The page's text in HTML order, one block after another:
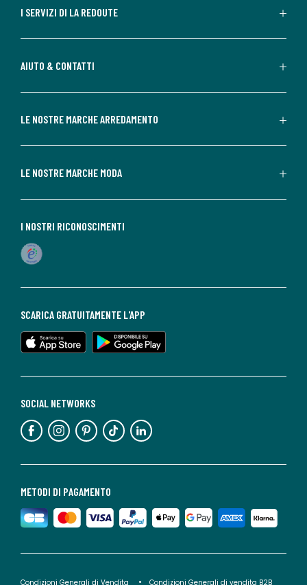
I SERVIZI DI LA REDOUTE
AIUTO & CONTATTI
LE NOSTRE MARCHE ARREDAMENTO
LE NOSTRE MARCHE MODA
METODI DI PAGAMENTO
SOCIAL NETWORKS
SCARICA GRATUITAMENTE L'APP
I NOSTRI RICONOSCIMENTI
Condizioni Generali di Vendita Condizioni Generali di vendita B2B